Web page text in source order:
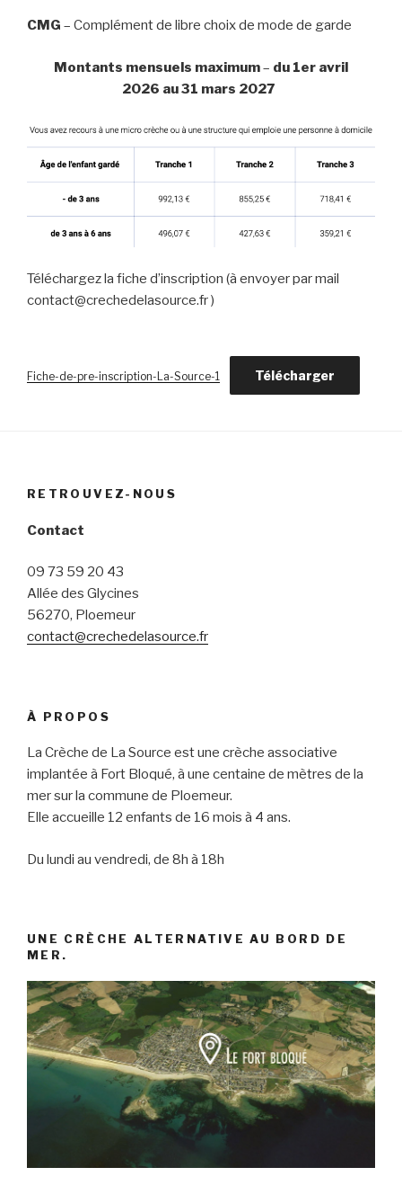
CMG – Complément de libre choix de mode de garde
Montants mensuels maximum– du 1er avril
2026 au 31 mars 2027
Téléchargez la fiche d’inscription (à envoyer par mail
contact@crechedelasource.fr )
Fiche-de-pre-inscription-La-Source-1 Télécharger
RETROUVEZ-NOUS
Contact
09 73 59 20 43
Allée des Glycines
56270, Ploemeur
contact@crechedelasource.fr
À PROPOS
La Crèche de La Source est une crèche associative
implantée à Fort Bloqué, à une centaine de mètres de la
mer sur la commune de Ploemeur.
Elle accueille 12 enfants de 16 mois à 4 ans.
Du lundi au vendredi, de 8h à 18h
UNE CRÈCHE ALTERNATIVE AU BORD DE
MER.